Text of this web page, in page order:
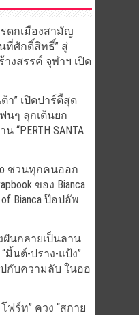
ดกเมืองสามัญ
ที่ศักดิ์สิทธิ์” สู่
างสรรค์ จุฬาฯ เปิด
า” เปิดปาร์ตี้สุด
นๆ ลุกเต้นยก
“PERTH SANTA
ชวนทุกคนออก
ของ Bianca
Bianca ป๊อปอัพ
ฝันกลายเป็นลาน
มิ้นต์-ปราง-แป้ง”
กับความลับ ในออ
ฟร์ท” ควง “สกาย